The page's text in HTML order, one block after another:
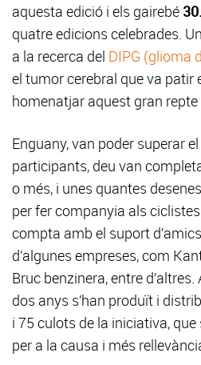
aquesta edició i els gairebé
quatre edicions celebrades.
a la recerca del DIPG (glioma
el tumor cerebral que va patir
homenatjar aquest gran repte
Enguany, van poder superar
participants, deu van
o més, i unes quantes
per fer companyia als
compta amb el suport
d’algunes empreses, com
Bruc benzinera, entre
dos anys s’han produït i
i 75 culots de la iniciativa,
per a la causa i més